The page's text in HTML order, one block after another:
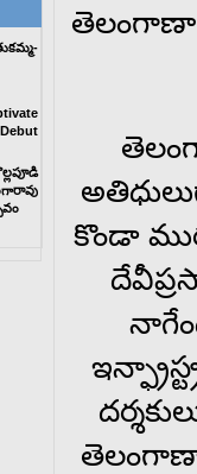
తెలంగాణా
కొండా
తెలంగాణా